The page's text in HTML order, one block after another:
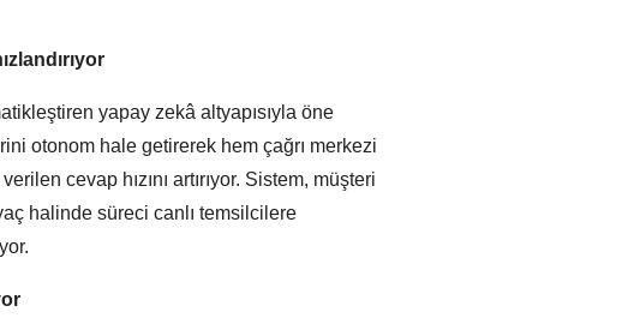
yapay zekâ altyapısıyla öne
otonom hale getirerek hem çağrı merkezi
cevap hızını artırıyor. Sistem, müşteri
halinde süreci canlı temsilcilere